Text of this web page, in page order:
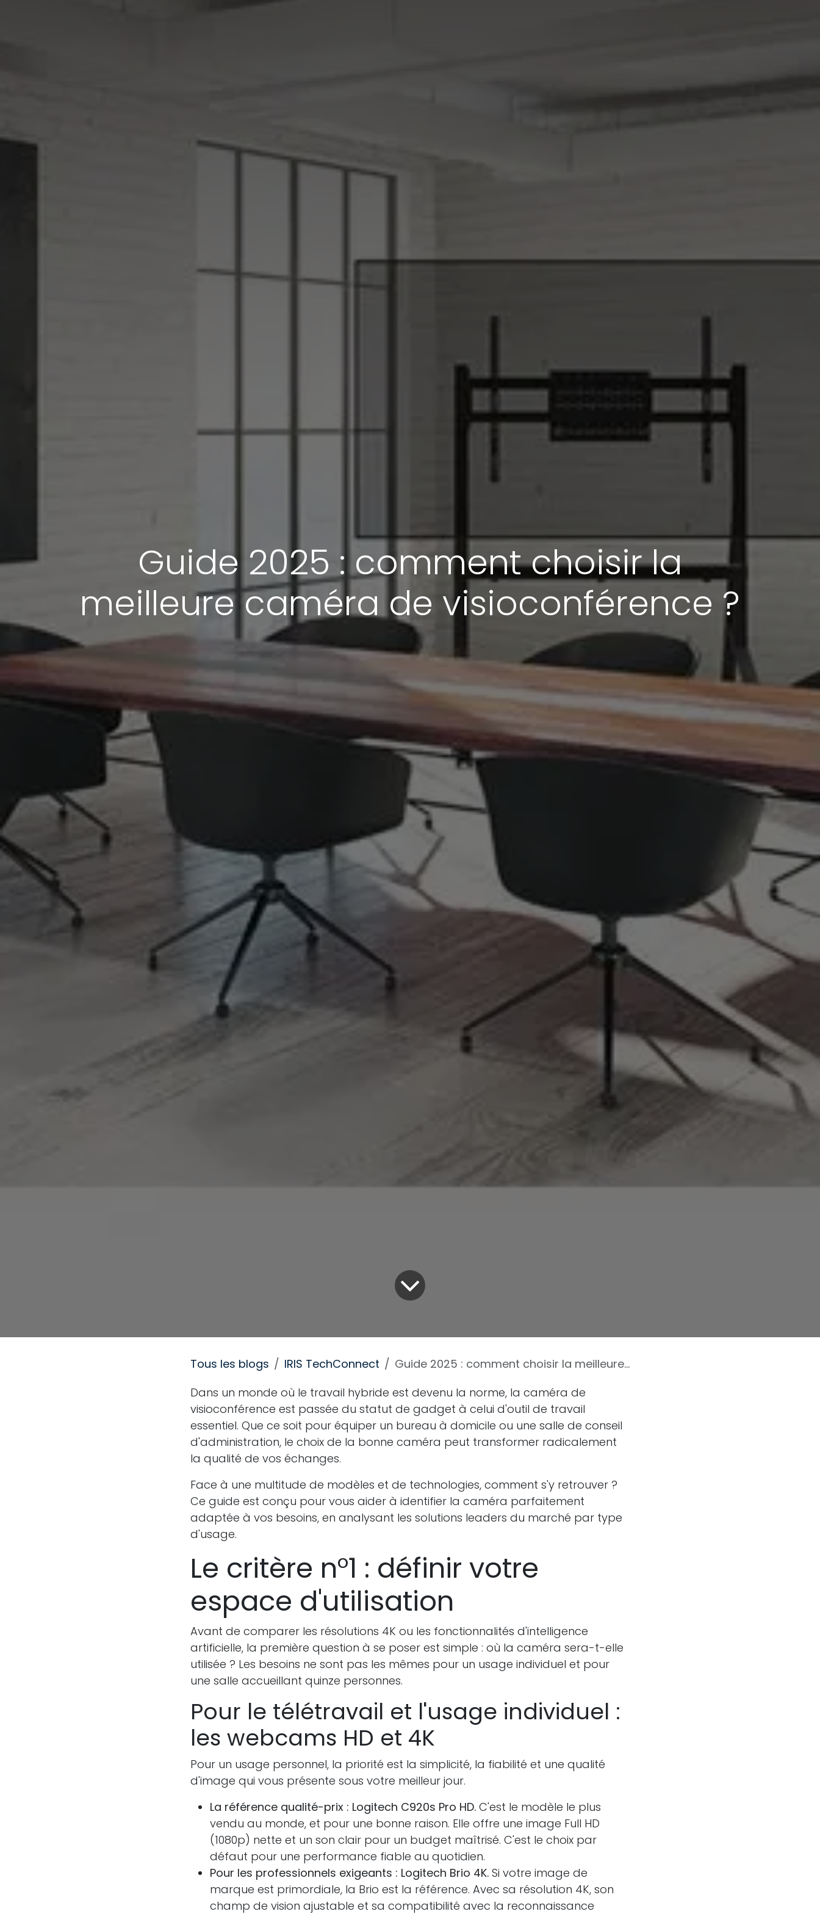
Guide 2025 : comment choisir la
meilleure caméra de visioconférence ?
Tous les blogs IRIS TechConnect
Guide 2025 : comment choisir la meilleure caméra de visioconférence ?
Dans un monde où le travail hybride est devenu la norme, la caméra de
visioconférence est passée du statut de gadget à celui d'outil de travail
essentiel. Que ce soit pour équiper un bureau à domicile ou une salle de conseil
d'administration, le choix de la bonne caméra peut transformer radicalement
la qualité de vos échanges.
Face à une multitude de modèles et de technologies, comment s'y retrouver ?
Ce guide est conçu pour vous aider à identifier la caméra parfaitement
adaptée à vos besoins, en analysant les solutions leaders du marché par type
d'usage.
Le critère n°1 : définir votre
espace d'utilisation
Avant de comparer les résolutions 4K ou les fonctionnalités d'intelligence
artificielle, la première question à se poser est simple : où la caméra sera-t-elle
utilisée ? Les besoins ne sont pas les mêmes pour un usage individuel et pour
une salle accueillant quinze personnes.
Pour le télétravail et l'usage individuel :
les webcams HD et 4K
Pour un usage personnel, la priorité est la simplicité, la fiabilité et une qualité
d'image qui vous présente sous votre meilleur jour.
La référence qualité-prix : Logitech C920s Pro HD. C'est le modèle le plus
vendu au monde, et pour une bonne raison. Elle offre une image Full HD
(1080p) nette et un son clair pour un budget maîtrisé. C'est le choix par
défaut pour une performance fiable au quotidien.
Pour les professionnels exigeants : Logitech Brio 4K. Si votre image de
marque est primordiale, la Brio est la référence. Avec sa résolution 4K, son
champ de vision ajustable et sa compatibilité avec la reconnaissance